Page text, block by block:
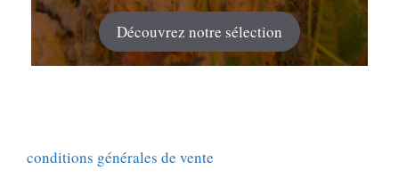
Découvrez notre sélection
conditions générales de vente